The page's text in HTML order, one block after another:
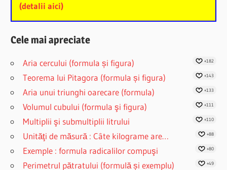
(detalii aici)
Cele mai apreciate
Aria cercului (formula și figura) +182
Teorema lui Pitagora (formula și figura) +143
Aria unui triunghi oarecare (formula) +133
Volumul cubului (formula şi figura) +111
Multiplii şi submultiplii litrului +110
Unităţi de măsură : Câte kilograme are… +88
Exemple : formula radicalilor compuşi +80
Perimetrul pătratului (formulă și exemplu) +49